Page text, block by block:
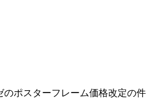
のポスターフレーム価格改定の件